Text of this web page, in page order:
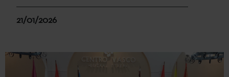
21/01/2026